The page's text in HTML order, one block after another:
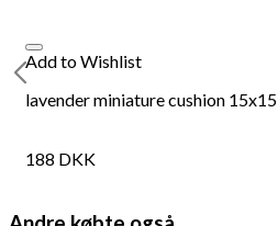
antal
Add to Wishlist
lavender miniature cushion 15x15
188 DKK